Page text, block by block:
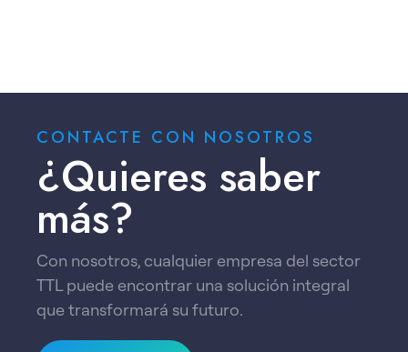
CONTACTE CON NOSOTROS
¿Quieres saber
más?
Con nosotros, cualquier empresa del sector
TTL puede encontrar una solución integral
que transformará su futuro.